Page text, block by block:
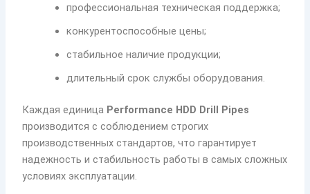
профессиональная техническая поддержка;
конкурентоспособные цены;
стабильное наличие продукции;
длительный срок службы оборудования.
Каждая единица Performance HDD Drill Pipes
производится с соблюдением строгих
производственных стандартов, что гарантирует
надежность и стабильность работы в самых сложных
условиях эксплуатации.